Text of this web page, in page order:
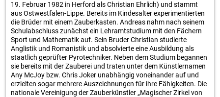
19. Februar 1982 in Herford als Christian Ehrlich) und stammt
aus Ostwestfalen-Lippe. Bereits im Kindesalter experimentierten
die Brüder mit einem Zauberkasten. Andreas nahm nach seinem
Schulabschluss zunächst ein Lehramtstudium mit den Fächern
Sport und Mathematik auf. Sein Bruder Christian studierte
Anglistik und Romanistik und absolvierte eine Ausbildung als
staatlich geprüfter Pyrotechniker. Neben dem Studium begannen
sie bereits mit der Zauberei und traten unter dem Künstlernamen
Any McJoy bzw. Chris Joker unabhängig voneinander auf und
erzielten sogar mehrere Auszeichnungen für ihre Fähigkeiten. Die
nationale Vereinigung der Zauberkünstler „Magischer Zirkel von